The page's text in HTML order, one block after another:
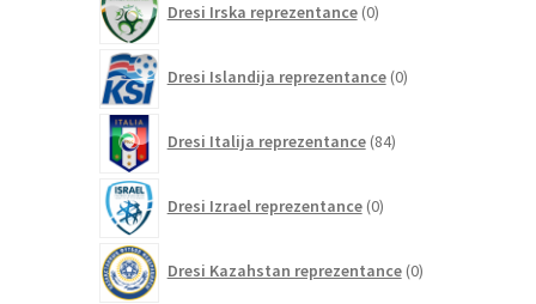
Dresi Irska reprezentance 0izdelkov
Dresi Islandija reprezentance 0izdelkov
Dresi Italija reprezentance 84izdelkov
Dresi Izrael reprezentance 0izdelkov
Dresi Kazahstan reprezentance 0izdelkov